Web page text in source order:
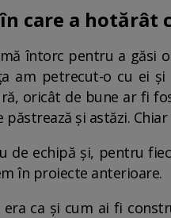
care a hotărât
întorc pentru a găsi
am petrecut-o cu ei
oricât de bune ar fi
păstrează și astăzi.
de echipă și, pentru
în proiecte anterioare.
era ca și cum ai fi